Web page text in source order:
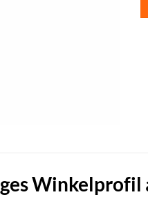
Winkelprofil